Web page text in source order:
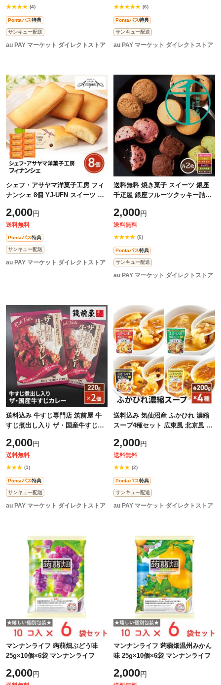
★★★★ (4)
Pontaパス特典
サンキュー配送
au PAY マーケット ダイレクトストア
★★★★★ (6)
Pontaパス特典
サンキュー配送
au PAY マーケット ダイレクトストア
シェフ・アサヤマ洋菓子工房 フィ
ナンシェ 8個 YJ-UFN スイーツ 洋
函
2,000円
送料無料
Pontaパス特典
サンキュー配送
au PAY マーケット ダイレクトストア
送料無料 焼き菓子 スイーツ 銀座
千疋屋 銀座フルーツクッキー詰合
ップルティー ・ レーズン
2,000円
送料無料
★★★★ (6)
Pontaパス特典
サンキュー配送
au PAY マーケット ダイレクトストア
送料込み 牛すじ専門店 筑前屋 牛
すじ煮出し入り ザ・国産牛すじカ
ト カレー 国産 牛すじ メール便
2,000円
送料無料
★★★ (1)
Pontaパス特典
サンキュー配送
au PAY マーケット ダイレクトストア
送料込み 気仙沼産 ふかひれ 濃縮
スープ4種セット 広東風 北京風 四
袋） スープ 国産 フカヒレ 中華 食
べ
2,000円
送料無料
★★★ (2)
Pontaパス特典
サンキュー配送
au PAY マーケット ダイレクトストア
マンナンライフ 蒟蒻畑ぶどう味
25g×10個×6袋 マンナンライフ
2,000円
マンナンライフ 蒟蒻畑温州みかん
味 25g×10個×6袋 マンナンライフ
2,000円